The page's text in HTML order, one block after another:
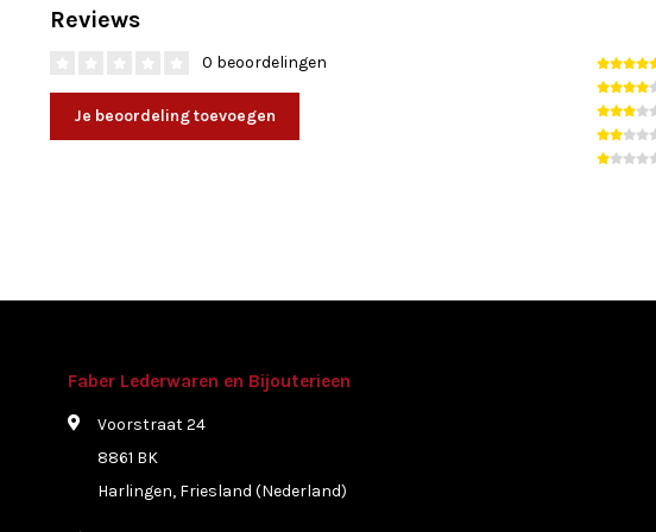
Reviews
0 beoordelingen
Je beoordeling toevoegen
Faber Lederwaren en Bijouterieen
Voorstraat 24
8861 BK
Harlingen, Friesland (Nederland)